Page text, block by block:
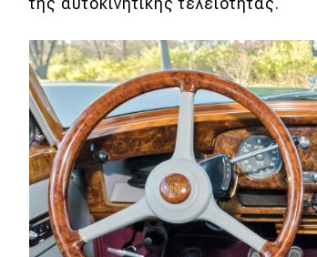
Σταθμοί φόρτισης
Classic
Νέα
Παρουσιάσεις